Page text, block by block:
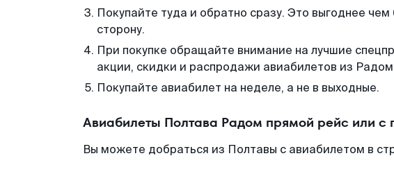
Покупайте туда и обратно сразу. Это выгоднее
сторону.
При покупке обращайте внимание на лучшие
акции, скидки и распродажи авиабилетов из
Покупайте авиабилет на неделе, а не в выходные.
Авиабилеты Полтава Радом прямой рейс или с
Вы можете добраться из Полтавы с авиабилетом в